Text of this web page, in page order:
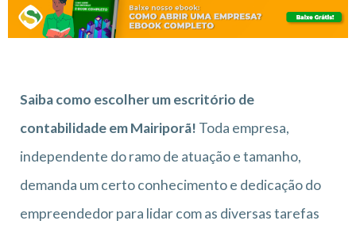
Saiba como escolher um escritório de
contabilidade em Mairiporã! Toda empresa,
independente do ramo de atuação e tamanho,
demanda um certo conhecimento e dedicação do
empreendedor para lidar com as diversas tarefas